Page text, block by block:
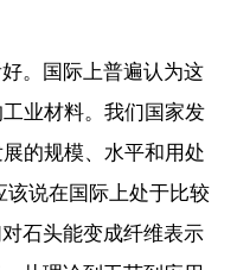
。国际上普遍认为这
业材料。我们国家发
的规模、水平和用处
说在国际上处于比较
石头能变成纤维表示